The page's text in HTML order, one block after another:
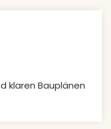
klaren Bauplänen